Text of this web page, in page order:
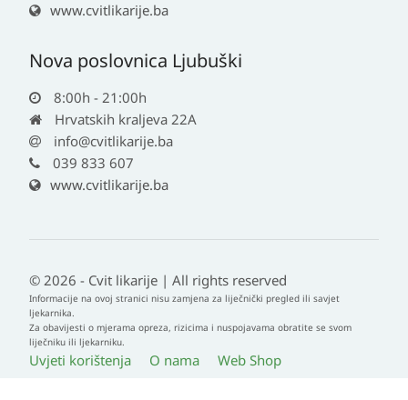
www.cvitlikarije.ba
Nova poslovnica Ljubuški
8:00h - 21:00h
Hrvatskih kraljeva 22A
info@cvitlikarije.ba
039 833 607
www.cvitlikarije.ba
© 2026 - Cvit likarije | All rights reserved
Informacije na ovoj stranici nisu zamjena za liječnički pregled ili savjet
ljekarnika.
Za obavijesti o mjerama opreza, rizicima i nuspojavama obratite se svom
liječniku ili ljekarniku.
Uvjeti korištenja O nama Web Shop